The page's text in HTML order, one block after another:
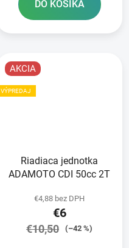
DO KOŠÍKA
AKCIA
VÝPREDAJ
Riadiaca jednotka
ADAMOTO CDI 50cc 2T
€4,88 bez DPH
€6
€10,50 (–42 %)